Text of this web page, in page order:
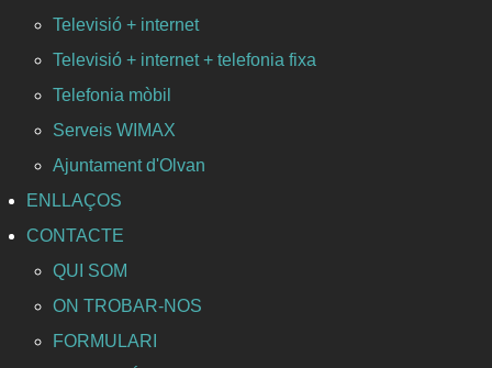
Televisió + internet
Televisió + internet + telefonia fixa
Telefonia mòbil
Serveis WIMAX
Ajuntament d'Olvan
ENLLAÇOS
CONTACTE
QUI SOM
ON TROBAR-NOS
FORMULARI